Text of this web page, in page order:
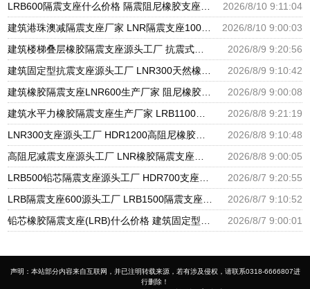
2026/8/10 9:11:04
2026/8/10 9:00:03
2026/8/9 9:20:56
2026/8/9 9:10:42
2026/8/9 9:00:08
2026/8/8 9:21:19
2026/8/8 9:10:48
2026/8/8 9:00:05
2026/8/7 9:20:55
2026/8/7 9:10:52
2026/8/7 9:00:01
声明：本站部分内容来自互联网，并已注明转载来源，若有涉及侵权，请联系0318-6666807进
行删除！